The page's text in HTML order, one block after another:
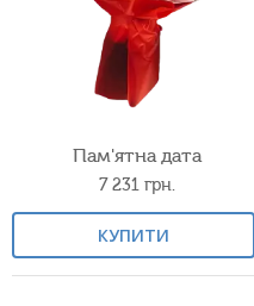
Пам'ятна дата
7 231 грн.
КУПИТИ